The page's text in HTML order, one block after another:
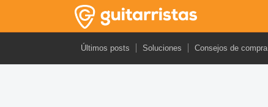
Últimos posts Soluciones Consejos de compra